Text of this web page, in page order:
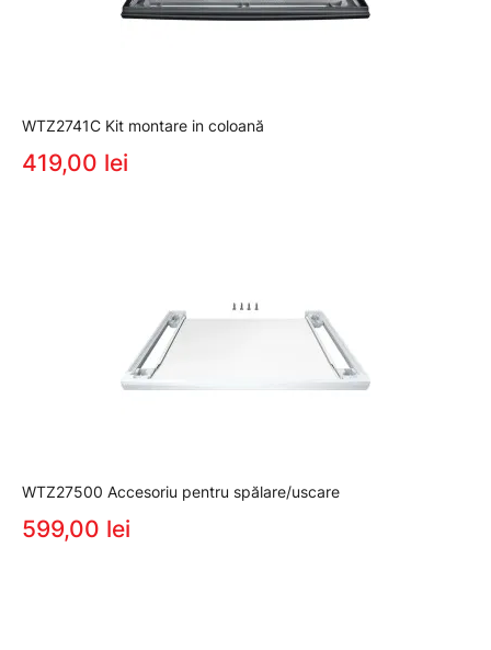
WTZ2741C Kit montare in coloană
419,00 lei
WTZ27500 Accesoriu pentru spălare/uscare
599,00 lei